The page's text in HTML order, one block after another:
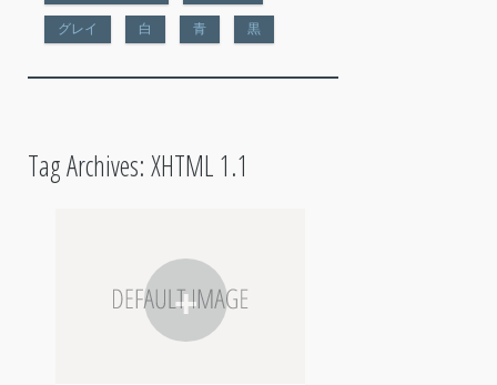
グレイ 白 青 黒
Tag Archives: XHTML 1.1
+